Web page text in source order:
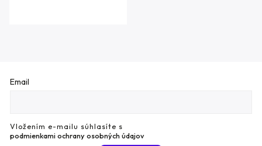
Email
Vložením e-mailu súhlasíte s
podmienkami ochrany osobných údajov